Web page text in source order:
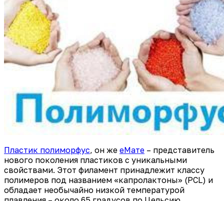
Пластик полиморфус, он же еМате – представитель
нового поколения пластиков с уникальными
свойствами. Этот филамент принадлежит классу
полимеров под названием «капролактоны» (PCL) и
обладает необычайно низкой температурой